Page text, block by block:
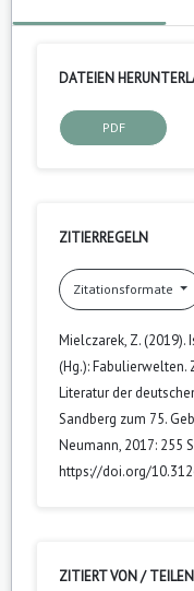
DATEIEN
PDF
ZITIERREGELN
Zitationsformate
Mielczarek, Z. (2019).
(Hg.):
Literatur der
Sandberg zum 75.
Neumann, 2017: 255
https://doi.org/
ZITIERT VON / TEILEN